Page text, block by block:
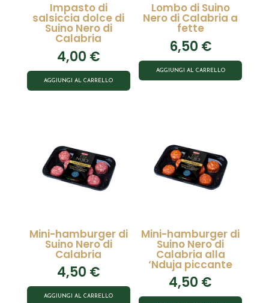
Impasto di
salsiccia dolce di
Suino Nero di
Calabria
4,00 €
AGGIUNGI AL CARRELLO
Lombo di Suino
Nero di Calabria a
fette
6,50 €
AGGIUNGI AL CARRELLO
Mini-hamburger di
Suino Nero di
Calabria
4,50 €
AGGIUNGI AL CARRELLO
Mini-hamburger di
Suino Nero di
Calabria alla
‘Nduja piccante
4,50 €